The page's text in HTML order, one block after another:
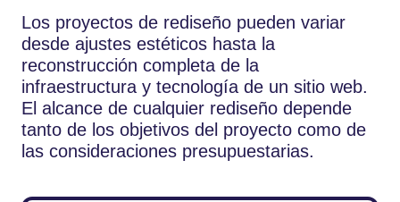
Los proyectos de rediseño pueden variar
desde ajustes estéticos hasta la
reconstrucción completa de la
infraestructura y tecnología de un sitio web.
El alcance de cualquier rediseño depende
tanto de los objetivos del proyecto como de
las consideraciones presupuestarias.